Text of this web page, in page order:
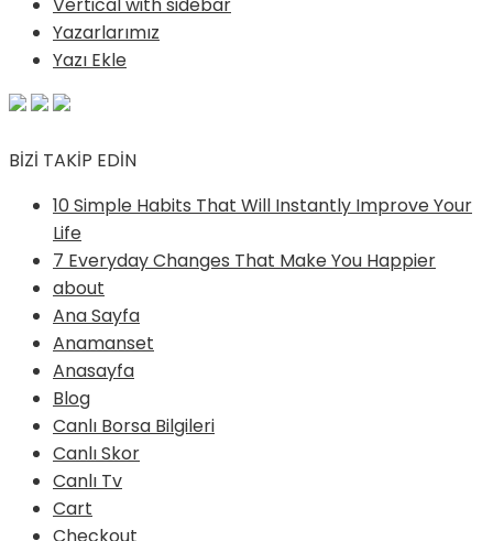
Vertical with sidebar
Yazarlarımız
Yazı Ekle
BİZİ TAKİP EDİN
10 Simple Habits That Will Instantly Improve Your
Life
7 Everyday Changes That Make You Happier
about
Ana Sayfa
Anamanset
Anasayfa
Blog
Canlı Borsa Bilgileri
Canlı Skor
Canlı Tv
Cart